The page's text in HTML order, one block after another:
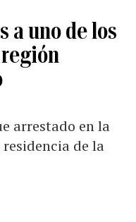
a uno de los
arrestado en la
de la